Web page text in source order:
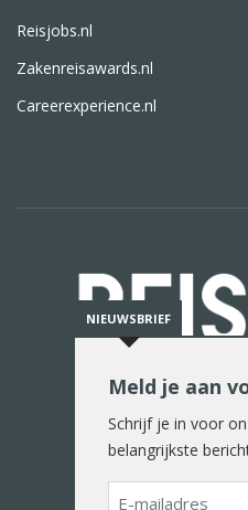
Reisjobs.nl
Zakenreisawards.nl
Careerexperience.nl
De reiswereld
NIEUWSBRIEF
Meld je aan
Schrijf je in voor
belangrijkste
E-